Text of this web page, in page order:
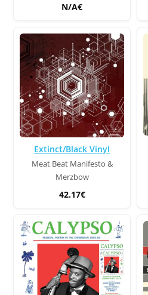
N/A€
Extinct/Black Vinyl
Meat Beat Manifesto &
Merzbow
42.17€